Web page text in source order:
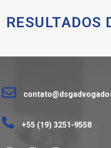
RESULTADOS
+55 (19) 3251-9558